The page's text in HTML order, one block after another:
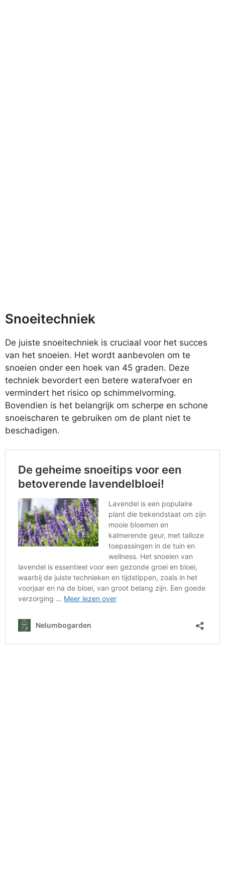
Snoeitechniek
De juiste snoeitechniek is cruciaal voor het succes
van het snoeien. Het wordt aanbevolen om te
snoeien onder een hoek van 45 graden. Deze
techniek bevordert een betere waterafvoer en
vermindert het risico op schimmelvorming.
Bovendien is het belangrijk om scherpe en schone
snoeischaren te gebruiken om de plant niet te
beschadigen.